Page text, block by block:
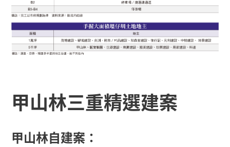
甲山林三重精選建案
甲山林自建案：